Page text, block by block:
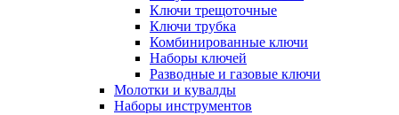
Ключи трещоточные
Ключи трубка
Комбинированные ключи
Наборы ключей
Разводные и газовые ключи
Молотки и кувалды
Наборы инструментов